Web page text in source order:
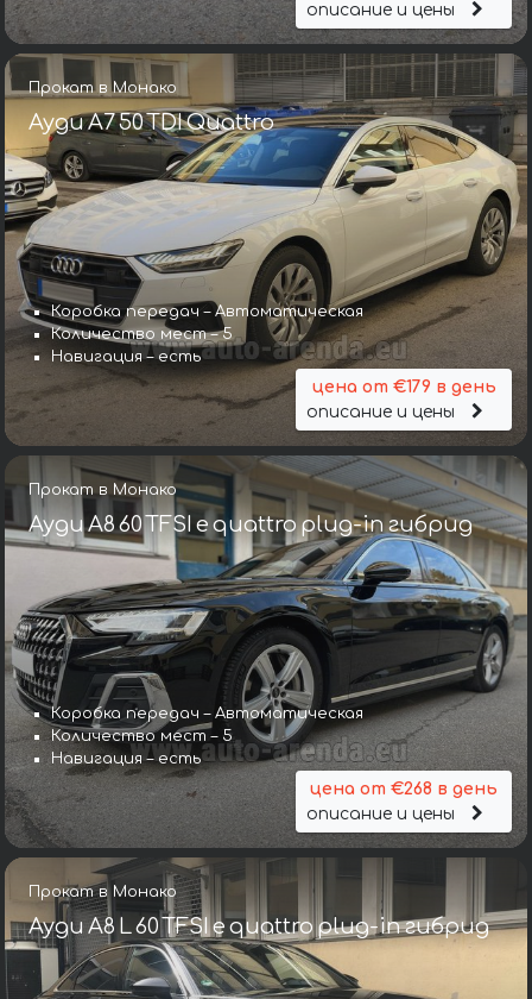
описание и цены
Прокат в Монако
Ауди A7 50 TDI Quattro
Коробка передач – Автоматическая
Количество мест – 5
Навигация – есть
цена от €179 в день
описание и цены
Прокат в Монако
Ауди A8 60 TFSI e quattro plug-in гибрид
Коробка передач – Автоматическая
Количество мест – 5
Навигация – есть
цена от €268 в день
описание и цены
Прокат в Монако
Ауди A8 L 60 TFSI e quattro plug-in гибрид